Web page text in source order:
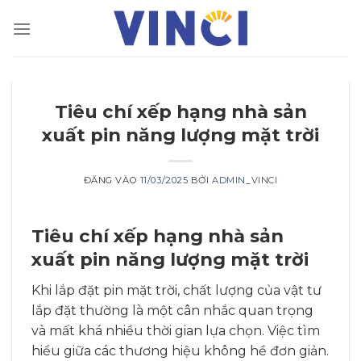
qua
Tiêu chí xếp hạng nhà sản
xuất pin năng lượng mặt trời
ĐĂNG VÀO 11/03/2025 BỞIADMIN_VINCI
Tiêu chí xếp hạng nhà sản
xuất pin năng lượng mặt trời
Khi lắp đặt pin mặt trời, chất lượng của vật tư
lắp đặt thường là một cân nhắc quan trọng
và mất khá nhiều thời gian lựa chọn. Việc tìm
hiểu giữa các thương hiệu không hề đơn giản.